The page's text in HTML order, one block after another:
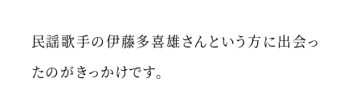
民謡歌手の伊藤多喜雄さんという方に出会っ
たのがきっかけです。